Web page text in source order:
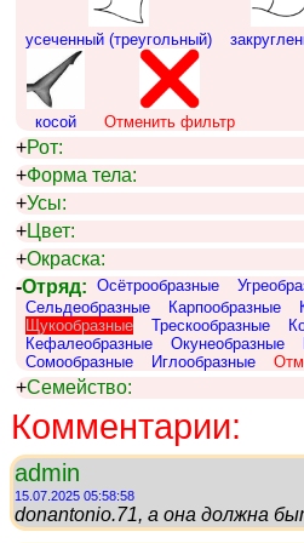
усеченный (треугольный)
косой Отменить фильтр
+Рот:
+Форма тела:
+Усы:
+Цвет:
+Окраска:
-Отряд: Осётрообразные
Сельдеобразные
Карпообразные
Щукообразные
Трескообразные
Кефалеобразные
Окунеобразные
Сомообразные
Иглообразные
+Семейство:
Комментарии:
admin
15.07.2025 05:58:58
donantonio.71, а она должна